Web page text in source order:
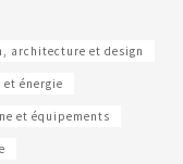
architecture et design
et énergie
et équipements